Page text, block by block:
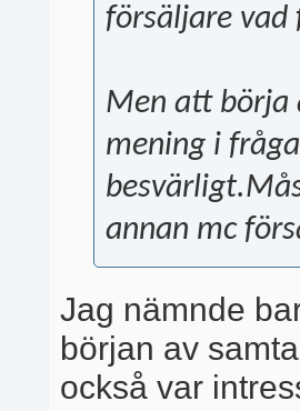
försäljare vad
Men att börja
mening i
annan mc
Jag nämnde
början av
också var